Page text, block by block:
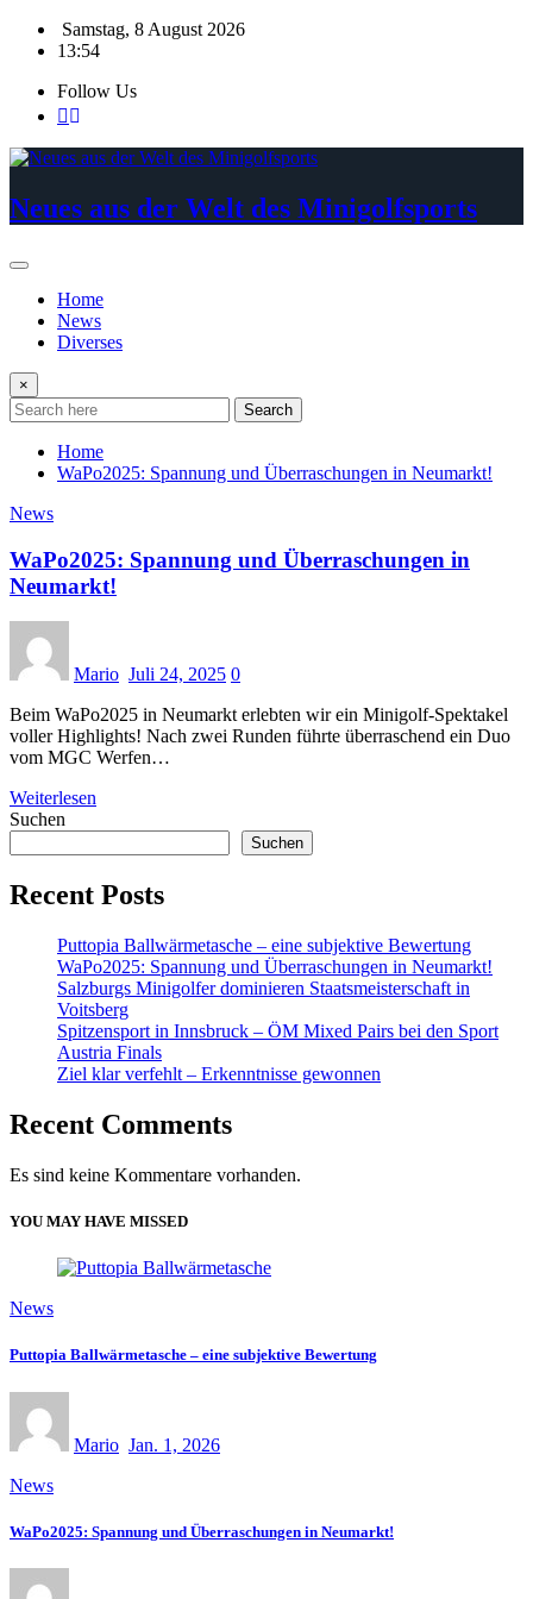
Skip
Samstag, 8 August 2026
13:54
Follow Us
Neues aus der Welt des Minigolfsports
Home
News
Diverses
×
Search
Home
WaPo2025: Spannung und Überraschungen in Neumarkt!
News
WaPo2025: Spannung und Überraschungen in
Neumarkt!
Mario Juli 24, 2025 0
Beim WaPo2025 in Neumarkt erlebten wir ein Minigolf-Spektakel
voller Highlights! Nach zwei Runden führte überraschend ein Duo
vom MGC Werfen…
Weiterlesen
Suchen
Suchen
Recent Posts
Puttopia Ballwärmetasche – eine subjektive Bewertung
WaPo2025: Spannung und Überraschungen in Neumarkt!
Salzburgs Minigolfer dominieren Staatsmeisterschaft in
Voitsberg
Spitzensport in Innsbruck – ÖM Mixed Pairs bei den Sport
Austria Finals
Ziel klar verfehlt – Erkenntnisse gewonnen
Recent Comments
Es sind keine Kommentare vorhanden.
YOU MAY HAVE MISSED
News
Puttopia Ballwärmetasche – eine subjektive Bewertung
Mario Jan. 1, 2026
News
WaPo2025: Spannung und Überraschungen in Neumarkt!